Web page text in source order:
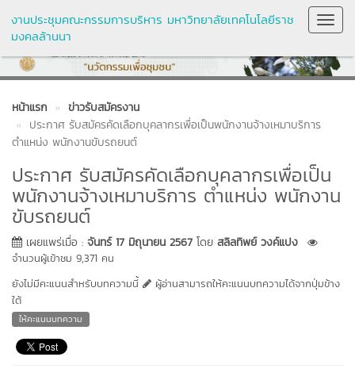
งานประชุมคณะกรรมการบริหาร มหาวิทยาลัยเทคโนโลยีราช
มงคลล้านนา
หน้าแรก
ข่าวรับสมัครงาน
ประกาศ รับสมัครคัดเลือกบุคลากรเพื่อเป็นพนักงานจ้างเหมาบริการ
ตำแหน่ง พนักงานขับรถยนต์
ประกาศ รับสมัครคัดเลือกบุคลากรเพื่อเป็น
พนักงานจ้างเหมาบริการ ตำแหน่ง พนักงาน
ขับรถยนต์
เผยแพร่เมื่อ : จันทร์ 17 มิถุนายน 2567 โดย สลิลทิพย์ วงค์แปง
จำนวนผู้เข้าชม 9,371 คน
ยังไม่มีคะแนนสำหรับบทความนี้
ผู้อ่านสามารถให้คะแนนบทความได้จากปุ่มข้าง
ใต้
ให้คะแนนบทความ